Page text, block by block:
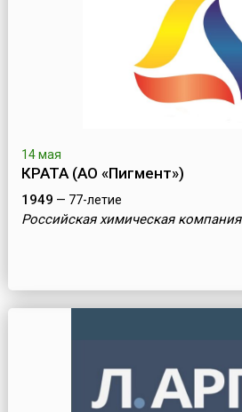
14 мая
КРАТА (АО «Пигмент»)
1949 — 77-летие
Российская химическая компания